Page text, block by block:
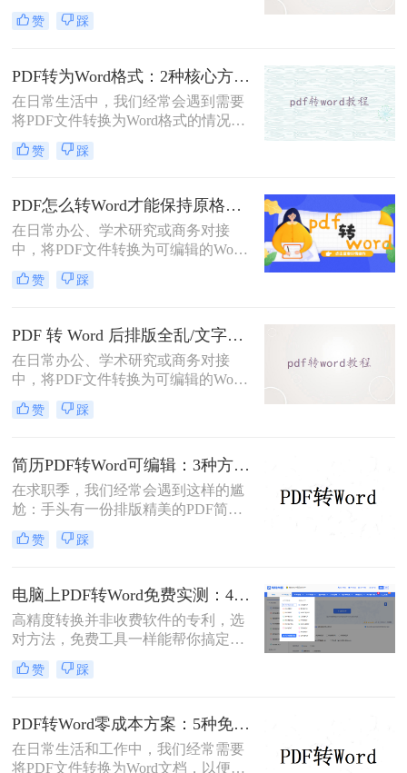
以便对内容进行编辑或修改。那么pdf
转word怎么转呢？本文将介绍五种将
最适合自己的转换方式。
赞 踩
PDF转为Word格式：2种核心方法的适用场景和操作差异！
在日常生活中，我们经常会遇到需要
将PDF文件转换为Word格式的情况，
以便于编辑和修改文件内容。那么如
何将pdf转为word格式呢？本文将介绍
赞 踩
PDF怎么转Word才能保持原格式不变/版式不乱？3种专业有效方法全解析！
在日常办公、学术研究或商务对接
中，将PDF文件转换为可编辑的Word
文档是极高频的需求。但最令人头疼
的往往不是转换本身，而是转换后出
等“惨剧”。因此，很多人都在苦苦寻
找“PDF怎么转Word才能保持原格式
不变/版式不乱”的完美方案。
赞 踩
PDF 转 Word 后排版全乱/文字错位/串行/乱跑怎么办？3种高保真转换方法全解析
在日常办公、学术研究或商务对接
中，将PDF文件转换为可编辑的Word
文档是极高频的需求。但最令人头疼
的往往不是转换本身，而是转换后出
等“惨剧”。面对PDF 转 Word 后排版
全乱/文字错位/串行/乱跑怎么办这一
难题，很多人尝试了各种免费工具却
依然无法解决。
赞 踩
简历PDF转Word可编辑：3种方法保留排版不乱的实测！
在求职季，我们经常会遇到这样的尴
尬：手头有一份排版精美的PDF简
历，但招聘系统只允许上传Word格
式，或者HR希望能直接在简历上修
怎么转word简历的技巧就显得至关重
要。直接复制粘贴不仅会打乱排版，
还可能丢失关键信息。
赞 踩
电脑上PDF转Word免费实测：4个方案的转换效果和注意事项！
高精度转换并非收费软件的专利，选
对方法，免费工具一样能帮你搞定复
杂排版。“免费的工具转换效果肯定
很差吧？”这是我作为办公软件测评
处理pdf转word时，往往陷入“收费软
件太贵，免费工具怕坑”的两难境
地。那么电脑上怎么把pdf转成word免
赞 踩
PDF转Word零成本方案：5种免费路径的适用边界和效果评估！
在日常生活和工作中，我们经常需要
将PDF文件转换为Word文档，以便进